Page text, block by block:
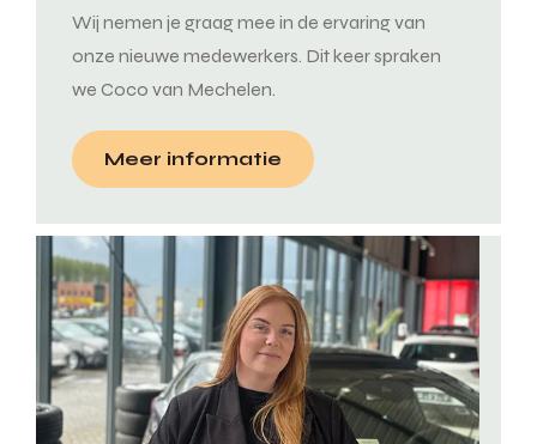
Wij nemen je graag mee in de ervaring van
onze nieuwe medewerkers. Dit keer spraken
we Coco van Mechelen.
Meer informatie